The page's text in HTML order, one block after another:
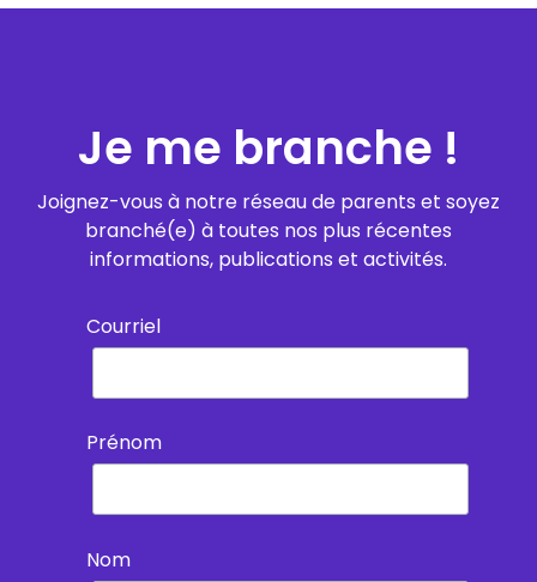
Je me branche !
Joignez-vous à notre réseau de parents et soyez
branché(e) à toutes nos plus récentes
informations, publications et activités.
Courriel
Prénom
Nom